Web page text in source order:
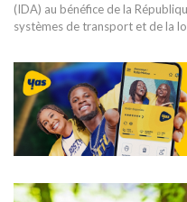
(IDA) au bénéfice de la
systèmes de transport et de la